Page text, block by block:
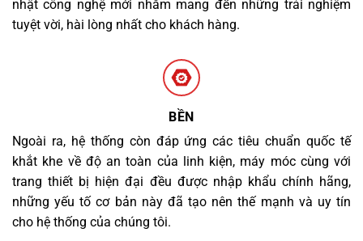
nhật công nghệ mới nhằm mang đến những trải nghiệm
tuyệt vời, hài lòng nhất cho khách hàng.
BỀN
Ngoài ra, hệ thống còn đáp ứng các tiêu chuẩn quốc tế
khắt khe về độ an toàn của linh kiện, máy móc cùng với
trang thiết bị hiện đại đều được nhập khẩu chính hãng,
những yếu tố cơ bản này đã tạo nên thế mạnh và uy tín
cho hệ thống của chúng tôi.